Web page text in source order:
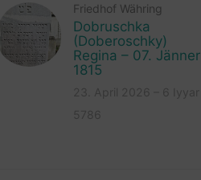
Friedhof Währing
Dobruschka
(Doberoschky)
Regina – 07. Jänner
1815